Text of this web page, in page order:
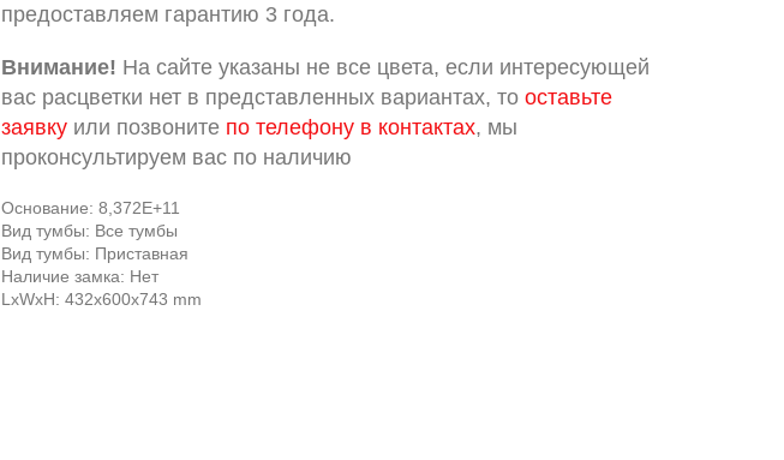
предоставляем гарантию 3 года.
Внимание! На сайте указаны не все цвета, если интересующей
вас расцветки нет в представленных вариантах, то оставьте
заявку или позвоните по телефону в контактах, мы
проконсультируем вас по наличию
Основание: 8,372E+11
Вид тумбы: Все тумбы
Вид тумбы: Приставная
Наличие замка: Нет
LxWxH: 432x600x743 mm